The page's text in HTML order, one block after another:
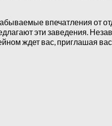
впечатления от
эти заведения.
ждет вас, приглашая